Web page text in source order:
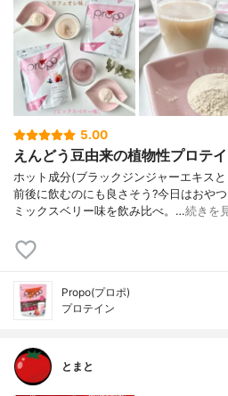
5.00
えんどう豆由来の植物性プロテ
ホット成分(ブラックジンジャーエキス
前後に飲むのにも良さそう?今日はおや
ミックスベリー味を飲み比べ。…続きを
Propo(プロポ)
プロテイン
とまと